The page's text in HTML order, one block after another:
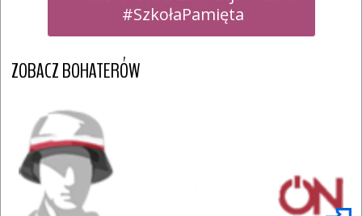
#SzkołaPamięta
ZOBACZ BOHATERÓW